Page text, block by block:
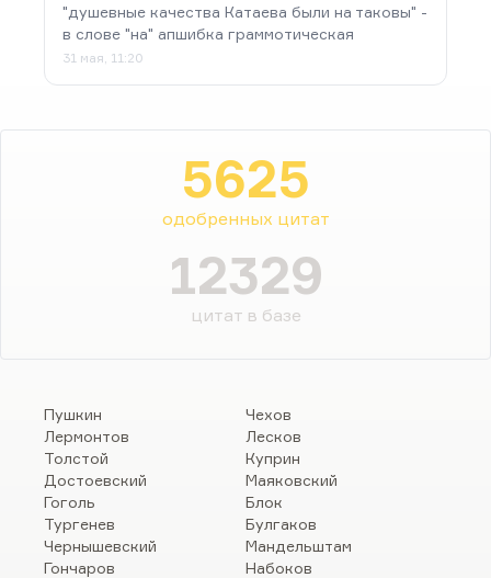
"душевные качества Катаева были на таковы" -
в слове "на" апшибка граммотическая
31 мая, 11:20
5625
одобренных цитат
12329
цитат в базе
Пушкин
Лермонтов
Толстой
Достоевский
Гоголь
Тургенев
Чернышевский
Гончаров
Чехов
Лесков
Куприн
Маяковский
Блок
Булгаков
Мандельштам
Набоков